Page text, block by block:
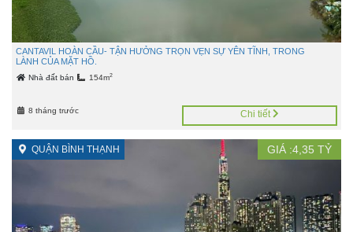
CANTAVIL HOÀN CẦU- TẬN HƯỞNG TRỌN VẸN SỰ YÊN TĨNH, TRONG
LÀNH CỦA MẶT HỒ.
Nhà đất bán 154m2
8 tháng trước Chi tiết
QUẬN BÌNH THẠNH GIÁ :4,35 TỶ